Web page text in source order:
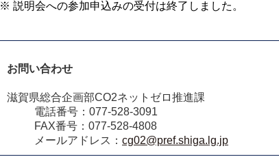
※ 説明会への参加申込みの受付は終了しました。
お問い合わせ
滋賀県総合企画部CO2ネットゼロ推進課
電話番号：077-528-3091
FAX番号：077-528-4808
メールアドレス： cg02@pref.shiga.lg.jp